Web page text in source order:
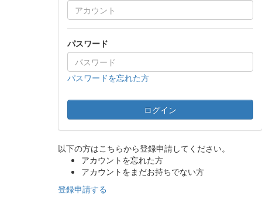
パスワード
パスワードを忘れた方
ログイン
以下の方はこちらから登録申請してください。
アカウントを忘れた方
アカウントをまだお持ちでない方
登録申請する